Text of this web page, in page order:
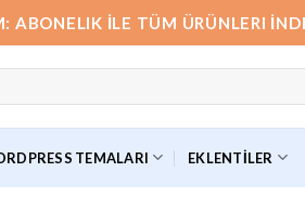
ABONELIK İLE TÜM ÜRÜNLERI
TEMALARI EKLENTILER